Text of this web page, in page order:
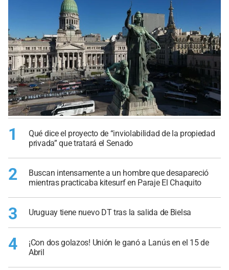
1
Qué dice el proyecto de “inviolabilidad de la propiedad
privada” que tratará el Senado
2
Buscan intensamente a un hombre que desapareció
mientras practicaba kitesurf en Paraje El Chaquito
3 Uruguay tiene nuevo DT tras la salida de Bielsa
4
¡Con dos golazos! Unión le ganó a Lanús en el 15 de
Abril